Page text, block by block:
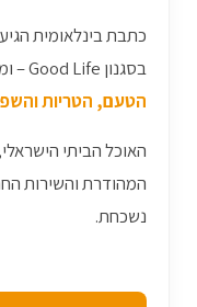
כתבת בינלאומית
בסגנון Good Life – ומה שהפתיע אותה יותר מהכול היה
הטעם, הטריות
האוכל הביתי
המהודרת והשירות
נשכחת.